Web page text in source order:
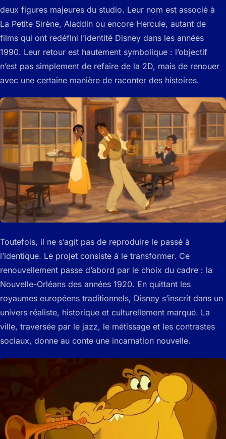
deux figures majeures du studio. Leur nom est associé à
La Petite Sirène, Aladdin ou encore Hercule, autant de
films qui ont redéfini l’identité Disney dans les années
1990. Leur retour est hautement symbolique : l’objectif
n’est pas simplement de refaire de la 2D, mais de renouer
avec une certaine manière de raconter des histoires.
Toutefois, il ne s’agit pas de reproduire le passé à
l’identique. Le projet consiste à le transformer. Ce
renouvellement passe d’abord par le choix du cadre : la
Nouvelle-Orléans des années 1920. En quittant les
royaumes européens traditionnels, Disney s’inscrit dans un
univers réaliste, historique et culturellement marqué. La
ville, traversée par le jazz, le métissage et les contrastes
sociaux, donne au conte une incarnation nouvelle.